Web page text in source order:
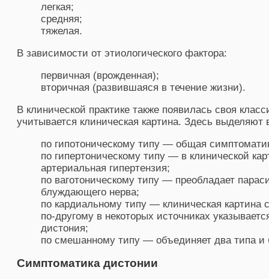
легкая;
средняя;
тяжелая.
В зависимости от этиологического фактора:
первичная (врожденная);
вторичная (развившаяся в течение жизни).
В клинической практике также появилась своя
учитывается клиническая картина. Здесь выделяют
по гипотоническому типу — общая
по гипертоническому типу — в клинической
артериальная гипертензия;
по ваготоническому типу — преобладает
блуждающего нерва;
по кардиальному типу — клиническая картина
по-другому в некоторых источниках
дистония;
по смешанному типу — объединяет два типа и
Симптоматика дистонии